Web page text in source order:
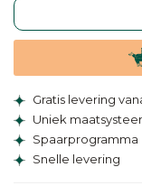
Gratis levering
Uniek
Spaarprogramma
Snelle levering